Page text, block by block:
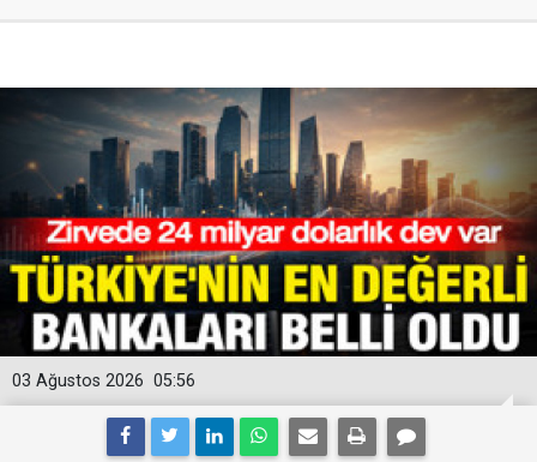
05:56
03 Ağustos 2026